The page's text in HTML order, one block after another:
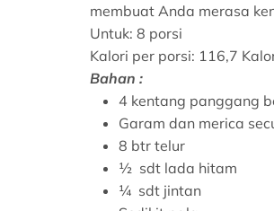
membuat Anda merasa
Untuk: 8 porsi
Kalori per porsi: 116,7
Bahan :
4 kentang panggang
Garam dan merica
8 btr telur
½ sdt lada hitam
¼ sdt jintan